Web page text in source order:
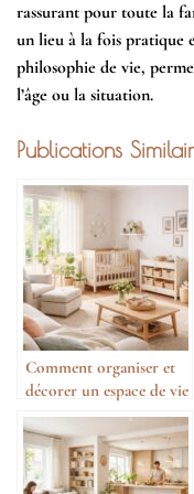
rassurant pour toute la
un lieu à la fois pratique
philosophie de vie,
l’âge ou la situation.
Publications
Comment organiser et
décorer un espace de vie
quand on devient parent